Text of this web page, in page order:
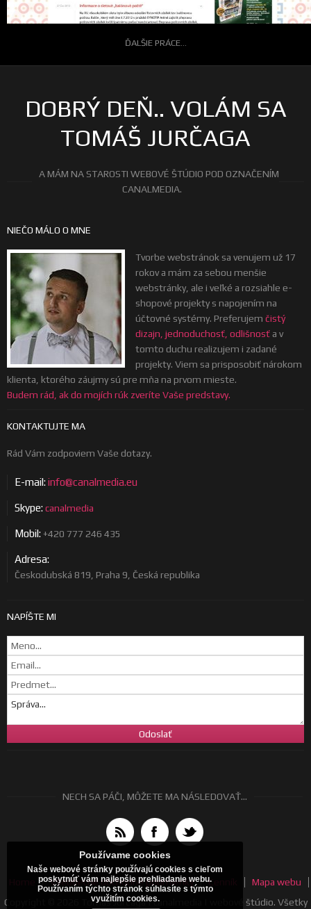
ĎALŠIE PRÁCE...
DOBRÝ DEŇ.. VOLÁM SA
TOMÁŠ JURČAGA
A MÁM NA STAROSTI WEBOVÉ ŠTÚDIO POD OZNAČENÍM
CANALMEDIA.
NIEČO MÁLO O MNE
Tvorbe webstránok sa venujem už 17
rokov a mám za sebou menšie
webstránky, ale i veľké a rozsiahle e-
shopové projekty s napojením na
účtovné systémy. Preferujem čistý
dizajn, jednoduchosť, odlišnosť a v
tomto duchu realizujem i zadané
projekty. Viem sa prisposobiť nárokom
klienta, ktorého záujmy sú pre mňa na prvom mieste.
Budem rád, ak do mojích rúk zveríte Vaše predstavy.
KONTAKTUJTE MA
Rád Vám zodpoviem Vaše dotazy.
E-mail:info@canalmedia.eu
Skype:canalmedia
Mobil:+420 777 246 435
Adresa:
Českodubská 819, Praha 9, Česká republika
NAPÍŠTE MI
NECH SA PÁČI, MÔŽETE MA NÁSLEDOVAŤ...
Všeobecné obchodné podmienky Cenník
Mapa webu
Copyright © 2026 Tomáš Jurčaga | canalmedia | webové štúdio. Všetky
Používame cookies
Naše webové stránky používajú cookies s cieľom
poskytnúť vám najlepšie prehliadanie webu.
Používaním týchto stránok súhlasíte s týmto
využitím cookies.